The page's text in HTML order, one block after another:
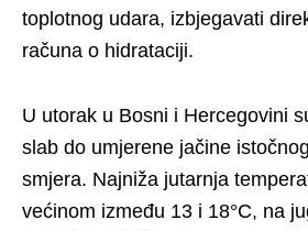
toplotnog udara, izbjegavati
računa o hidrataciji.
U utorak u Bosni i Hercegovini
slab do umjerene jačine
smjera. Najniža jutarnja
većinom između 13 i 18°C, na